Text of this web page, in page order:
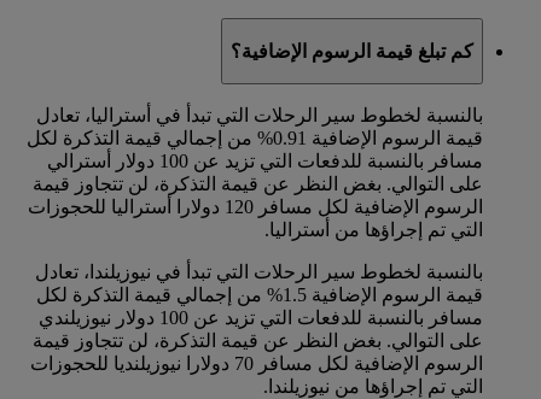
كم تبلغ قيمة الرسوم الإضافية؟
بالنسبة لخطوط سير الرحلات التي تبدأ في أستراليا، تعادل
قيمة الرسوم الإضافية 0.91% من إجمالي قيمة التذكرة لكل
مسافر بالنسبة للدفعات التي تزيد عن 100 دولار أسترالي
على التوالي. بغض النظر عن قيمة التذكرة، لن تتجاوز قيمة
الرسوم الإضافية لكل مسافر 120 دولارا أستراليا للحجوزات
التي تم إجراؤها من أستراليا.
بالنسبة لخطوط سير الرحلات التي تبدأ في نيوزيلندا، تعادل
قيمة الرسوم الإضافية 1.5% من إجمالي قيمة التذكرة لكل
مسافر بالنسبة للدفعات التي تزيد عن 100 دولار نيوزيلندي
على التوالي. بغض النظر عن قيمة التذكرة، لن تتجاوز قيمة
الرسوم الإضافية لكل مسافر 70 دولارا نيوزيلنديا للحجوزات
التي تم إجراؤها من نيوزيلندا.